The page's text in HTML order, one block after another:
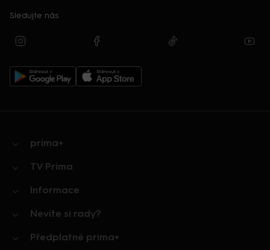
Sledujte nás
prima+
TV Prima
Informace
Nevíte si rady?
Předplatné prima+